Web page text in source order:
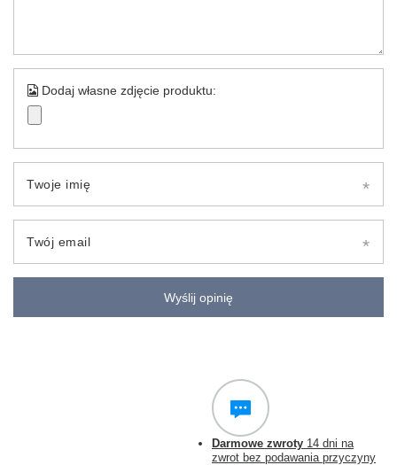
Dodaj własne zdjęcie produktu:
Twoje imię
Twój email
Wyślij opinię
Darmowe zwroty 14 dni na
zwrot bez podawania przyczyny